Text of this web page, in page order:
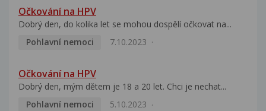
Očkování na HPV
Dobrý den, do kolika let se mohou dospělí očkovat na...
Pohlavní nemoci
7.10.2023
Očkování na HPV
Dobrý den, mým dětem je 18 a 20 let. Chci je nechat...
Pohlavní nemoci
5.10.2023